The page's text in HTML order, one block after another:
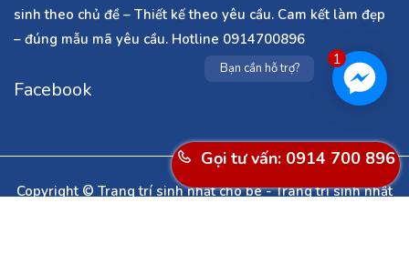
sinh theo chủ đề – Thiết kế theo yêu cầu. Cam kết làm đẹp
– đúng mẫu mã yêu cầu. Hotline 0914700896
Facebook
Copyright © Trang trí sinh nhật cho bé - Trang trí sinh nhật
Gọi tư vấn: 0914 700 896
1
Bạn cần hỗ trợ?